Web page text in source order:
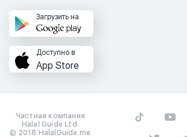
Загрузить на
Доступно в
App Store
Частная компания
Halal Guide Ltd.
© 2018 HalalGuide.me